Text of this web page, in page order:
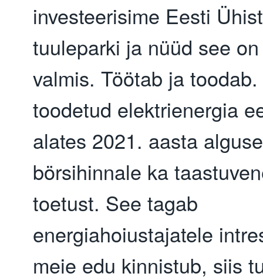
investeerisime Eesti
tuuleparki ja nüüd see
valmis. Töötab ja
toodetud elektrienergia
alates 2021. aasta
börsihinnale ka
toetust. See tagab
energiahoiustajatele
meie edu kinnistub, siis